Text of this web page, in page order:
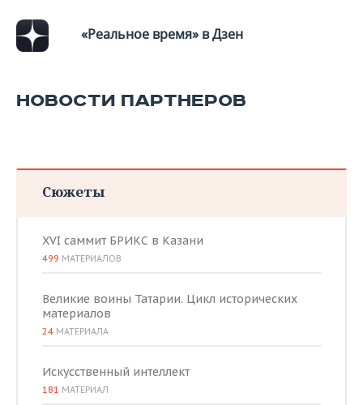
«Реальное время» в Дзен
НОВОСТИ ПАРТНЕРОВ
Сюжеты
XVI саммит БРИКС в Казани
499 МАТЕРИАЛОВ
Великие воины Татарии. Цикл исторических
материалов
24 МАТЕРИАЛА
Искусственный интеллект
181 МАТЕРИАЛ